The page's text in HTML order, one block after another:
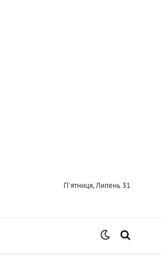
П’ятниця, Липень 31